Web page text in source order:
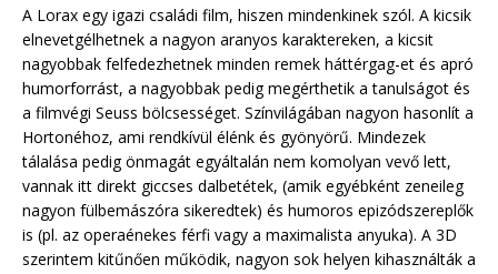
A Lorax egy igazi családi film, hiszen mindenkinek szól. A kicsik
elnevetgélhetnek a nagyon aranyos karaktereken, a kicsit
nagyobbak felfedezhetnek minden remek háttérgag-et és apró
humorforrást, a nagyobbak pedig megérthetik a tanulságot és
a filmvégi Seuss bölcsességet. Színvilágában nagyon hasonlít a
Hortonéhoz, ami rendkívül élénk és gyönyörű. Mindezek
tálalása pedig önmagát egyáltalán nem komolyan vevő lett,
vannak itt direkt giccses dalbetétek, (amik egyébként zeneileg
nagyon fülbemászóra sikeredtek) és humoros epizódszereplők
is (pl. az operaénekes férfi vagy a maximalista anyuka). A 3D
szerintem kitűnően működik, nagyon sok helyen kihasználták a